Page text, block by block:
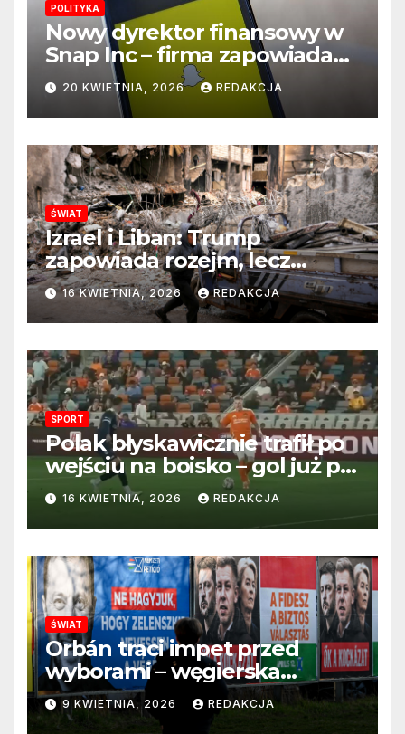
POLITYKA
Nowy dyrektor finansowy w
Snap Inc – firma zapowiada
zmianę na kluczowym
stanowisku
20 KWIETNIA, 2026 REDAKCJA
ŚWIAT
Izrael i Liban: Trump
zapowiada rozejm, lecz
perspektywa zakończenia
wojny wciąż odległa
16 KWIETNIA, 2026 REDAKCJA
SPORT
Polak błyskawicznie trafił po
wejściu na boisko – gol już po
22 sekundach!
16 KWIETNIA, 2026 REDAKCJA
ŚWIAT
Orbán traci impet przed
wyborami – węgierska
propaganda przestaje
przekonywać
9 KWIETNIA, 2026 REDAKCJA